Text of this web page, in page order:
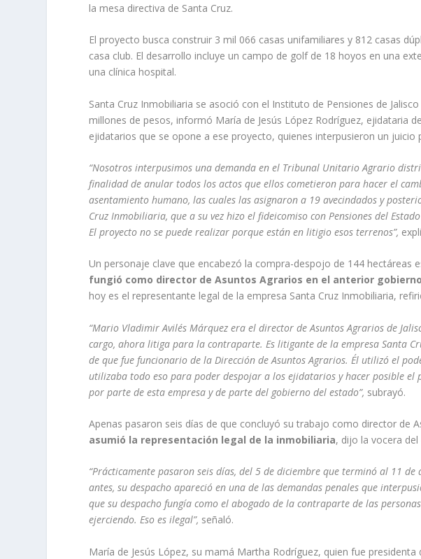
la mesa directiva de Santa Cruz.
El proyecto busca construir 3 mil 066 casas unifamiliares y 812 casas
casa club. El desarrollo incluye un campo de golf de 18 hoyos en una
una clínica hospital.
Santa Cruz Inmobiliaria se asoció con el Instituto de Pensiones de
millones de pesos, informó María de Jesús López Rodríguez, ejidataria
ejidatarios que se opone a ese proyecto, quienes interpusieron un juicio
“Nosotros interpusimos una demanda en el Tribunal Unitario Agrario
finalidad de anular todos los actos que ellos cometieron para hacer el
asentamiento humano, las cuales las asignaron a 19 avecindados y
Cruz Inmobiliaria, que a su vez hizo el fideicomiso con Pensiones del
El proyecto no se puede realizar porque están en litigio esos terrenos”,
Un personaje clave que encabezó la compra-despojo de 144 hectáreas
fungió como director de Asuntos Agrarios en el anterior
hoy es el representante legal de la empresa Santa Cruz Inmobiliaria,
“Mario Vladimir Avilés Márquez era el director de Asuntos Agrarios de
cargo, ahora litiga para la contraparte. Es litigante de la empresa Santa
de que fue funcionario de la Dirección de Asuntos Agrarios. Él utilizó el
utilizaba todo eso para poder despojar a los ejidatarios y hacer posible el
por parte de esta empresa y de parte del gobierno del estado”, subrayó.
Apenas pasaron seis días de que concluyó su trabajo como director de
asumió la representación legal de la inmobiliaria, dijo la vocera del
“Prácticamente pasaron seis días, del 5 de diciembre que terminó al 11
antes, su despacho apareció en una de las demandas penales que
que su despacho fungía como el abogado de la contraparte de las
ejerciendo. Eso es ilegal”, señaló.
María de Jesús López, su mamá Martha Rodríguez, quien fue